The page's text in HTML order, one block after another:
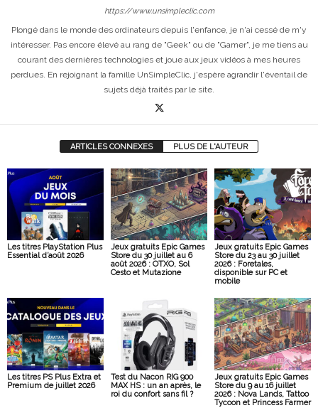
https://www.unsimpleclic.com
Plongé dans le monde des ordinateurs depuis l'enfance, je n'ai cessé de m'y
intéresser. Pas encore élevé au rang de "Geek" ou de "Gamer", je me tiens au
courant des dernières technologies et joue aux jeux vidéos à mes heures
perdues. En rejoignant la famille UnSimpleClic, j'espère agrandir l'éventail de
sujets déjà traités par le site.
ARTICLES CONNEXES PLUS DE L'AUTEUR
Les titres PlayStation Plus
Essential d’août 2026
Jeux gratuits Epic Games
Store du 30 juillet au 6
août 2026 : OTXO, Sol
Cesto et Mutazione
Jeux gratuits Epic Games
Store du 23 au 30 juillet
2026 : Foretales,
disponible sur PC et
mobile
Les titres PS Plus Extra et
Premium de juillet 2026
Test du Nacon RIG 900
MAX HS : un an après, le
roi du confort sans fil ?
Jeux gratuits Epic Games
Store du 9 au 16 juillet
2026 : Nova Lands, Tattoo
Tycoon et Princess Farmer